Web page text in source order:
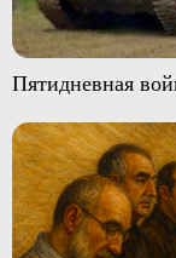
Пятидневная